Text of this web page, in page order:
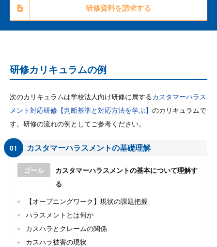
研修資料を請求する
研修カリキュラムの例
次のカリキュラムは学校法人向け研修に属するカスタマーハラス
メント対応研修【判断基準と対応方法を学ぶ】 のカリキュラムで
す。研修の流れの例としてご参考ください。
01 カスタマーハラスメントの基礎理解
ゴール
カスタマーハラスメントの基本について理解す
る
【オープニングワーク】現状の課題把握
ハラスメントとは何か
カスハラとクレームの関係
カスハラ被害の現状